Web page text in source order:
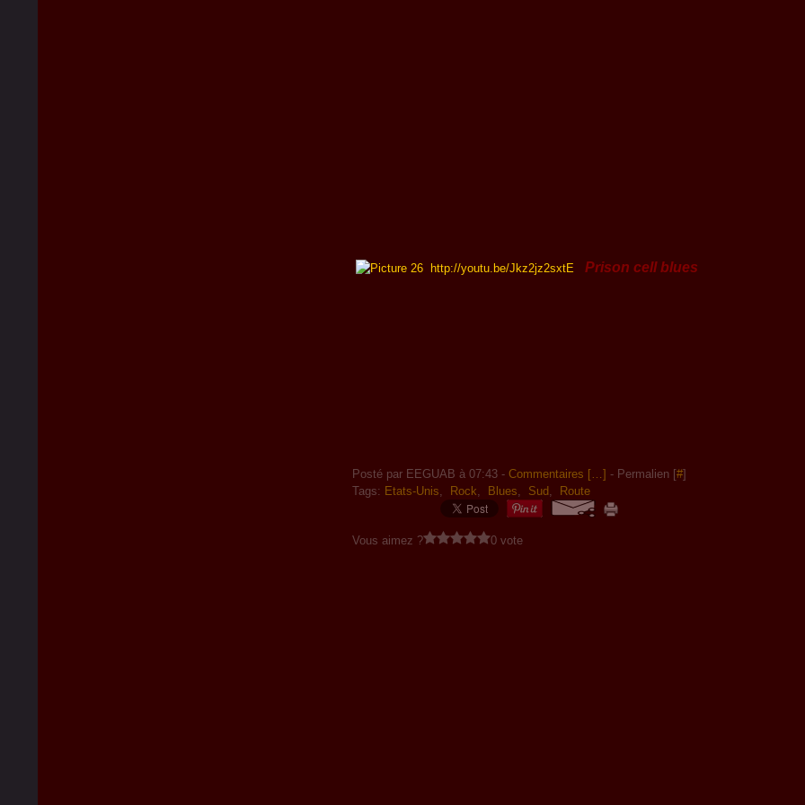
http://youtu.be/Jkz2jz2sxtE Prison cell blues
Posté par EEGUAB à 07:43 - Commentaires […] - Permalien [#]
Tags: Etats-Unis, Rock, Blues, Sud , Route
Vous aimez ? 0 vote